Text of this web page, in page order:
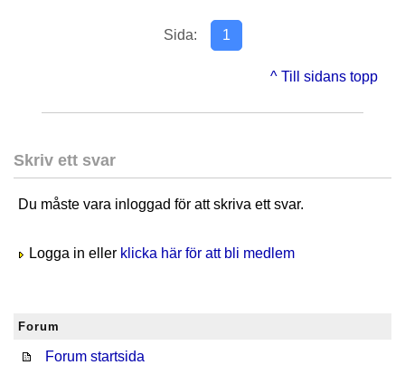
Sida: 1
^ Till sidans topp
Skriv ett svar
Du måste vara inloggad för att skriva ett svar.
Logga in eller klicka här för att bli medlem
Forum
Forum startsida